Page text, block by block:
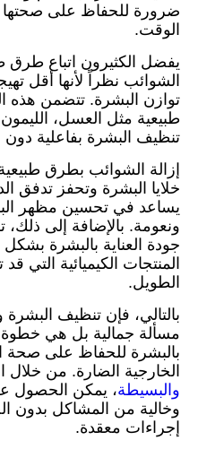
ضرورة للحفاظ على صحتها
الوقت.
يفضل الكثيرون اتباع طرق
الشوائب نظراً لأنها أقل
توازن البشرة. تتضمن هذه
طبيعية مثل العسل،
تنظيف البشرة بفاعلية دون
إزالة الشوائب بطرق
خلايا البشرة وتحفز تدفق
يساعد في تحسين مظهر
ونعومة. بالإضافة إلى
جودة العناية بالبشرة
المنتجات الكيميائية التي
الطويل.
بالتالي، فإن تنظيف
مسألة جمالية بل هي خطوة
بالبشرة للحفاظ على صحة
الخارجية الضارة. من خلال
والبسيطة، يمكن الحصول
وخالية من المشاكل بدون
إجراءات معقدة.